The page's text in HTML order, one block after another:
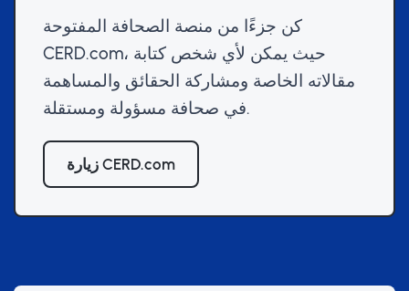
كن جزءًا من منصة الصحافة المفتوحة
CERD.com، حيث يمكن لأي شخص كتابة
مقالاته الخاصة ومشاركة الحقائق والمساهمة
في صحافة مسؤولة ومستقلة.
زيارة CERD.com